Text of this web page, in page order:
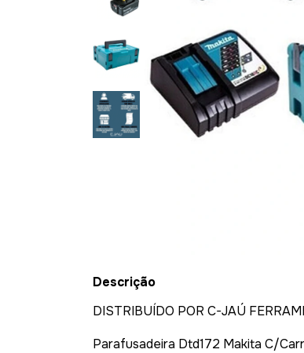
Descrição
DISTRIBUÍDO POR C-JAÚ
Parafusadeira Dtd172 Makita C/